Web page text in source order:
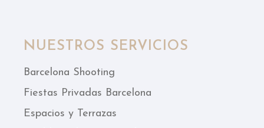
NUESTROS SERVICIOS
Barcelona Shooting
Fiestas Privadas Barcelona
Espacios y Terrazas